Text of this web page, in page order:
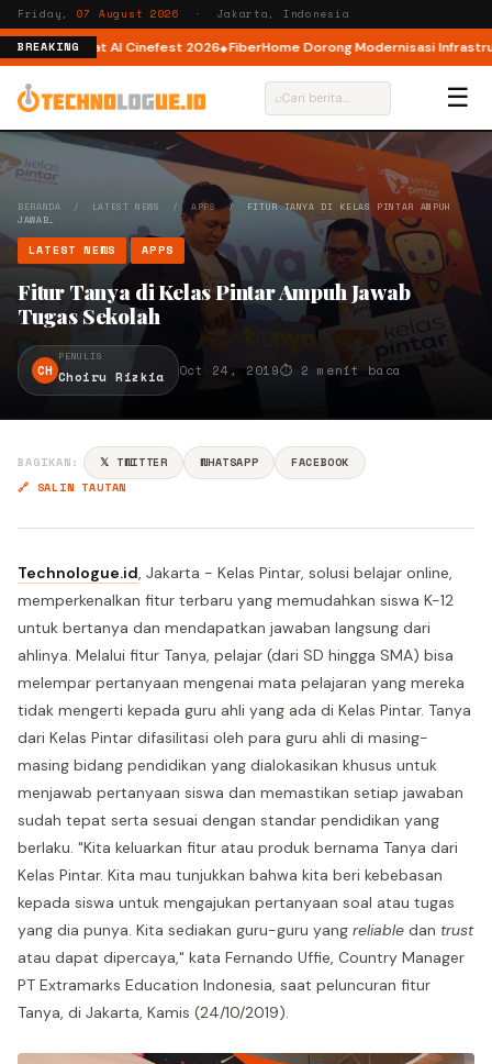
Friday, 07 August 2026 · Jakarta, Indonesia
BREAKING
AI lewat AI Cinefest 2026 FiberHome Dorong Modernisasi
⌕ ☰
BERANDA / LATEST NEWS / APPS/
FITUR TANYA DI KELAS PINTAR AMPUH
JAWAB…
LATEST NEWS APPS
Fitur Tanya di Kelas Pintar Ampuh Jawab
Tugas Sekolah
CH
PENULIS
Choiru Rizkia Oct 24, 2019⏱ 2 menit baca
BAGIKAN: 𝕏 TWITTER WHATSAPP
FACEBOOK
🔗 SALIN TAUTAN
Technologue.id, Jakarta - Kelas Pintar, solusi belajar online,
memperkenalkan fitur terbaru yang memudahkan siswa K-12
untuk bertanya dan mendapatkan jawaban langsung dari
ahlinya. Melalui fitur Tanya, pelajar (dari SD hingga SMA) bisa
melempar pertanyaan mengenai mata pelajaran yang mereka
tidak mengerti kepada guru ahli yang ada di Kelas Pintar. Tanya
dari Kelas Pintar difasilitasi oleh para guru ahli di masing-
masing bidang pendidikan yang dialokasikan khusus untuk
menjawab pertanyaan siswa dan memastikan setiap jawaban
sudah tepat serta sesuai dengan standar pendidikan yang
berlaku. "Kita keluarkan fitur atau produk bernama Tanya dari
Kelas Pintar. Kita mau tunjukkan bahwa kita beri kebebasan
kepada siswa untuk mengajukan pertanyaan soal atau tugas
yang dia punya. Kita sediakan guru-guru yang reliable dan trust
atau dapat dipercaya," kata Fernando Uffie, Country Manager
PT Extramarks Education Indonesia, saat peluncuran fitur
Tanya, di Jakarta, Kamis (24/10/2019).